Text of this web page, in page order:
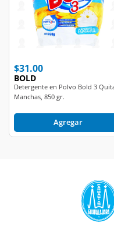
$31.00
BOLD
Detergente en Polvo Bold 3
Manchas, 850 gr.
Agregar